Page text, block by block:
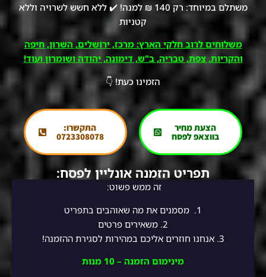
משתלם במיוחד: רק 140 ₪ למנה! ✔️ ללא חשש לשרויה וללא
קטניות
משלוחים לרוב חלקי הארץ: מרכז, ירושלים, השרון, חיפה
והקריות, צפת, טבריה, ב"ש, דימונה, יהודה ושומרון ועוד!
הזמינו כעת! 👇
הצעת מחיר
בווצאפ לפסח
התקשרו:
0723308078
תפריט הזמנה אונליין לפסח:
זה ממש פשוט:
1.
מסמנים את מה שאוהבים בתפריט
2. משאירים פרטים
3. אנחנו חוזרים אליכם במהירות לסגירת ההזמנה!
מינימום הזמנה – 10 מנות